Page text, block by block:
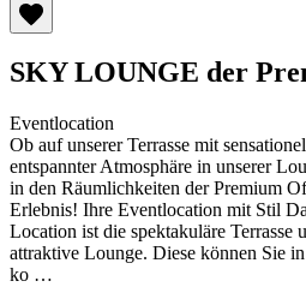
SKY LOUNGE der
Eventlocation
Ob auf unserer Terrasse mit
entspannter Atmosphäre in unserer
in den Räumlichkeiten der Premium
Erlebnis! Ihre Eventlocation mit Stil
Location ist die spektakuläre Terrasse
attraktive Lounge. Diese können Sie
ko …